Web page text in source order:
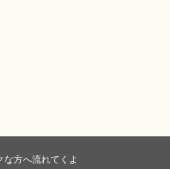
な方へ流れてくよ